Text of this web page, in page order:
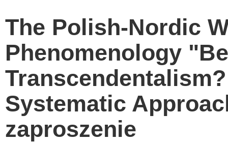
The Polish-Nordic
Phenomenology
Systematic
zaproszenie